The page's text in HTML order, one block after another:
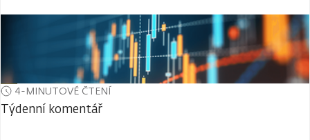
4-MINUTOVÉ ČTENÍ
Týdenní komentář